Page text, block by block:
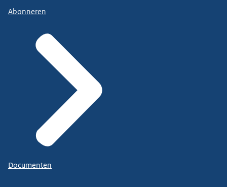
Abonneren
Documenten